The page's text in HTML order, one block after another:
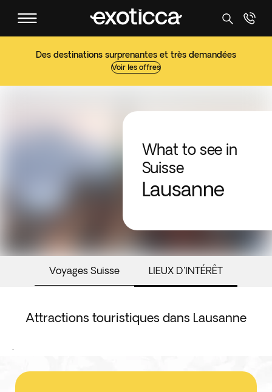
Des destinations surprenantes et très demandées
Voir les offres
What to see in
Suisse
Lausanne
Voyages Suisse LIEUX D'INTÉRÊT
Attractions touristiques dans Lausanne
.